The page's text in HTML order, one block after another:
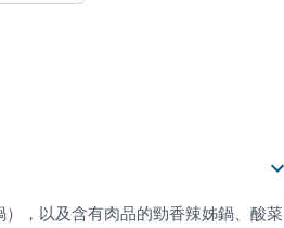
，以及含有肉品的勁香辣姊鍋、酸菜